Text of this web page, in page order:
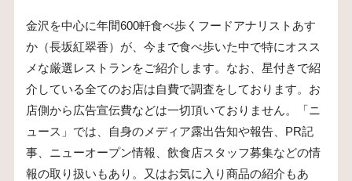
金沢を中心に年間600軒食べ歩くフードアナリストあす
か（長坂紅翠香）が、今まで食べ歩いた中で特にオスス
メな厳選レストランをご紹介します。なお、星付きで紹
介している全てのお店は自費で調査をしております。お
店側から広告宣伝費などは一切頂いておりません。「ニ
ュース」では、自身のメディア露出告知や報告、PR記
事、ニューオープン情報、飲食店スタッフ募集などの情
報の取り扱いもあり。又はお気に入り商品の紹介もあ